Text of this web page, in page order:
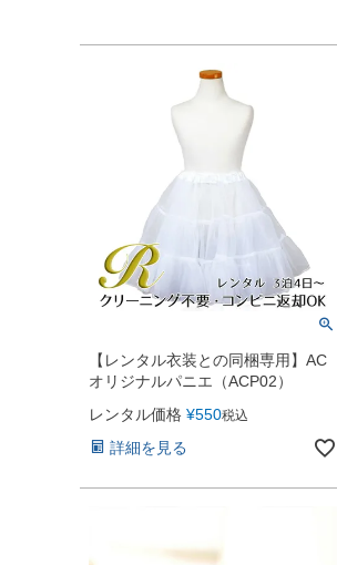
【レンタル衣装との同梱専用】AC
オリジナルパニエ（ACP02）
レンタル価格 ¥550税込
詳細を見る